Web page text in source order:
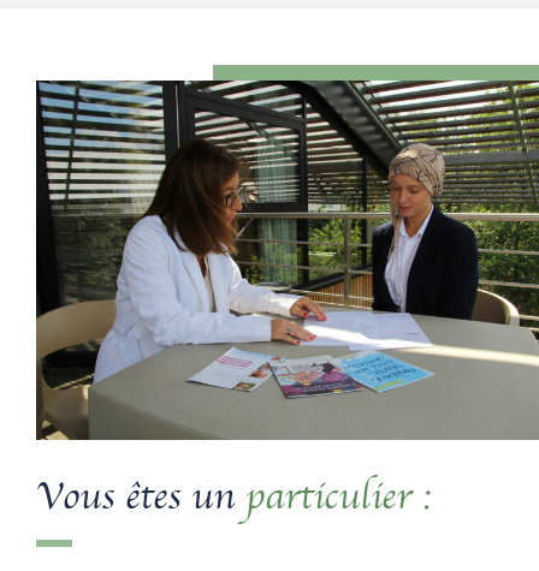
Vous êtes unparticulier :